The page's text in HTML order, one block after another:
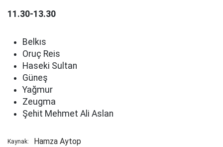
11.30-13.30
Belkıs
Oruç Reis
Haseki Sultan
Güneş
Yağmur
Zeugma
Şehit Mehmet Ali Aslan
Kaynak: Hamza Aytop